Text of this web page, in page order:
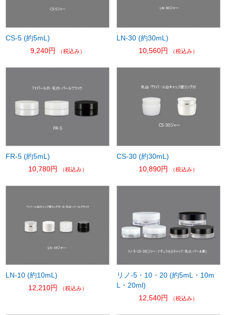
CS-5 (約5mL)
9,240円
（税込み）
LN-30 (約30mL)
10,560円
（税込み）
FR-5 (約5mL)
10,780円
（税込み）
CS-30 (約30mL)
10,890円
（税込み）
LN-10 (約10mL)
12,210円
（税込み）
リノ-5・10・20 (約5mL・10m
L・20ml)
12,540円
（税込み）